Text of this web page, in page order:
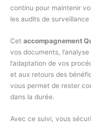
continu pour maintenir
les audits de
Cetaccompagnement
vos documents,
l’adaptation de vos
et aux retours des
vous permet de rester
dans la durée.
Avec ce suivi, vous